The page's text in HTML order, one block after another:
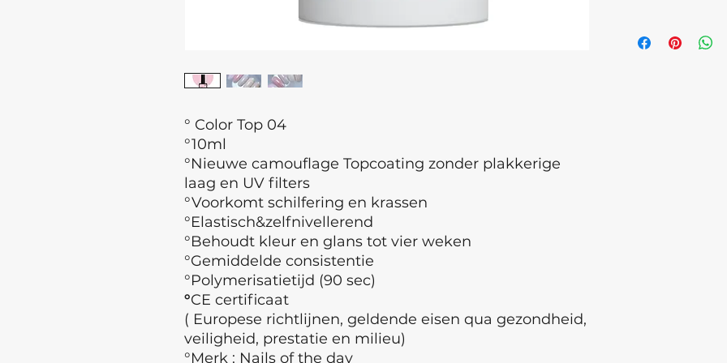
° Color Top 04
°10ml
°Nieuwe camouflage Topcoating zonder plakkerige
laag en UV filters
°Voorkomt schilfering en krassen
°Elastisch&zelfnivellerend
°Behoudt kleur en glans tot vier weken
°Gemiddelde consistentie
°Polymerisatietijd (90 sec)
°CE certificaat
( Europese richtlijnen, geldende eisen qua gezondheid,
veiligheid, prestatie en milieu)
°Merk : Nails of the day
bekomen